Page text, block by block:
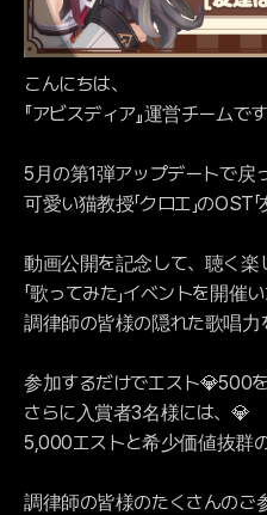
こんにちは、
『アビスディア』運営チームです
5月の第1弾アップデートで戻
可愛い猫教授「クロエ」のOST
動画公開を記念して、聴く楽
「歌ってみた」イベントを開催
調律師の皆様の隠れた歌唱力
参加するだけでエスト💎500
さらに入賞者3名様には、💎
5,000エストと希少価値抜群
調律師の皆様のたくさんのご